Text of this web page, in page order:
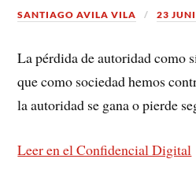
SANTIAGO AVILA VILA 23
La pérdida de autoridad como
que como sociedad hemos
la autoridad se gana o pierde
Leer en el Confidencial Digital